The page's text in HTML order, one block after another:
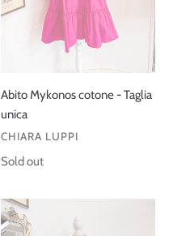
Abito Mykonos cotone - Taglia
unica
VENDOR
CHIARA LUPPI
Regular
Sold out
Abito
Mykonos